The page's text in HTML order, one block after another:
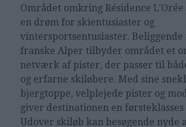
Området omkring Résidence L’Orée
en drøm for skientusiaster og
vintersportsentusiaster. Beliggende
franske Alper tilbyder området et
netværk af pister, der passer til
og erfarne skiløbere. Med sine
bjergtoppe, velplejede pister og
giver destinationen en førsteklasses
Udover skiløb kan besøgende nyde